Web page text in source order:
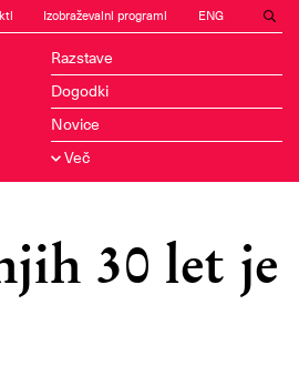
Izobraževalni programi ENG
Razstave
Dogodki
Novice
Več
30 let je